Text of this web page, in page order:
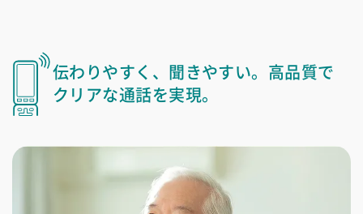
伝わりやすく、聞きやすい。 高品質で
クリアな通話を実現。